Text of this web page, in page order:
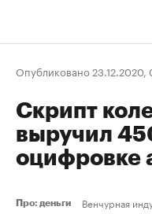
Опубликовано 23.12.2020,
Скрипт
выручил
оцифровке
Про: деньги Венчурная